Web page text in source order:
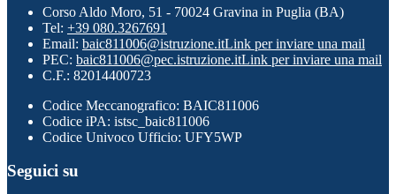
Corso Aldo Moro, 51 - 70024 Gravina in Puglia (BA)
Tel: +39 080.3267691
Email: baic811006@istruzione.itLink per inviare una mail
PEC: baic811006@pec.istruzione.itLink per inviare una mail
C.F.: 82014400723
Codice Meccanografico: BAIC811006
Codice iPA: istsc_baic811006
Codice Univoco Ufficio: UFY5WP
Seguici su